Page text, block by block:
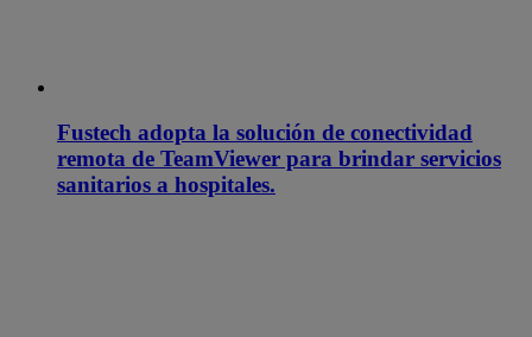
Fustech adopta la solución de conectividad
remota de TeamViewer para brindar servicios
sanitarios a hospitales.